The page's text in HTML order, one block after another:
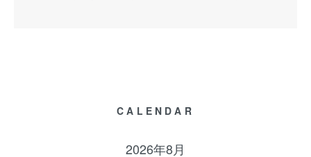
CALENDAR
2026年8月